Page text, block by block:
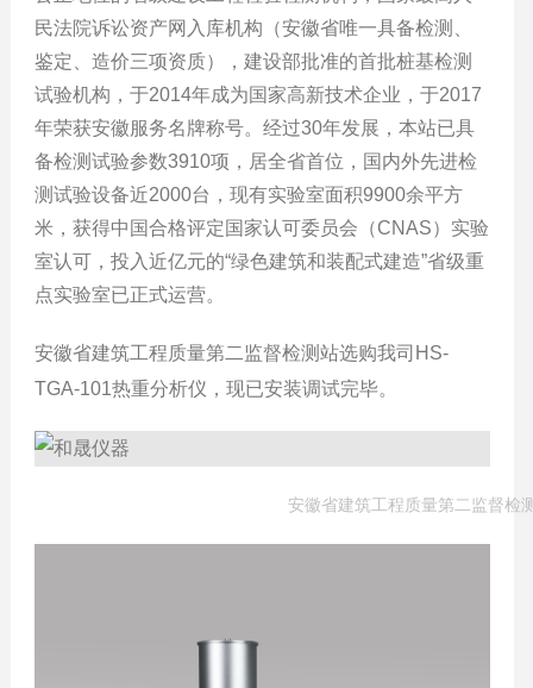
民法院诉讼资产网入库机构（安徽省唯一具备检测、
鉴定、造价三项资质），建设部批准的首批桩基检测
试验机构，于2014年成为国家高新技术企业，于2017
年荣获安徽服务名牌称号。经过30年发展，本站已具
备检测试验参数3910项，居全省首位，国内外先进检
测试验设备近2000台，现有实验室面积9900余平方
米，获得中国合格评定国家认可委员会（CNAS）实验
室认可，投入近亿元的“绿色建筑和装配式建造”省级重
点实验室已正式运营。
安徽省建筑工程质量第二监督检测站选购我司HS-
TGA-101热重分析仪，现已安装调试完毕。
安徽省建筑工程质量第二监督检